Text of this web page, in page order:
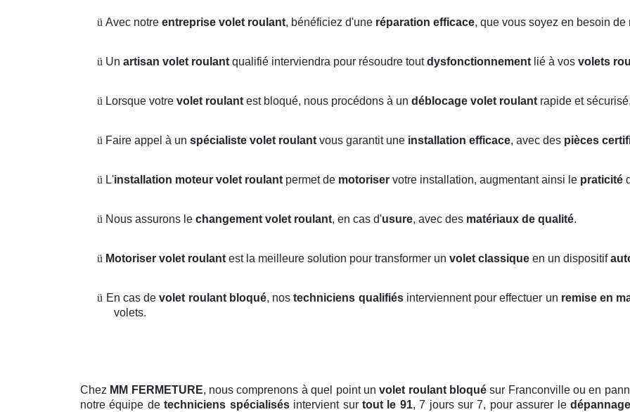
ü Avec notre entreprise volet roulant, bénéficiez d'une réparation efficace, que vous soyez en besoin de
ü Un artisan volet roulant qualifié interviendra pour résoudre toutdysfonctionnement lié à vos volets
ü Lorsque votre volet roulant est bloqué, nous procédons à un déblocage volet roulant rapide et
ü Faire appel à un spécialiste volet roulant vous garantit une installation efficace, avec des pièces
ü L'installation moteur volet roulant permet de motoriser votre installation, augmentant ainsi le praticité
ü Nous assurons le changement volet roulant, en cas d'usure, avec des matériaux de qualité.
ü Motoriser volet roulant est la meilleure solution pour transformer un volet classique en un dispositif
ü En cas devolet roulant bloqué, nostechniciens qualifiésinterviennent pour effectuer un remise en
volets.
Chez MM FERMETURE, nous comprenons à quel point unvolet roulant bloqué sur Franconville ou en
notre équipe detechniciens spécialisésintervient sur tout le 91, 7 jours sur 7, pour assurer le